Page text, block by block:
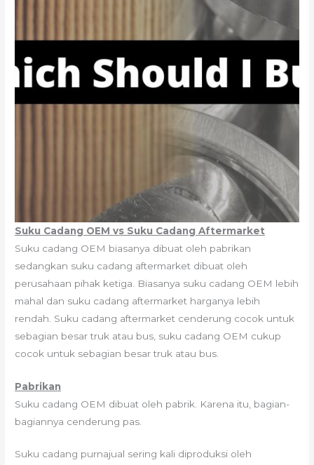
Suku Cadang OEM vs Suku Cadang Aftermarket
Suku cadang OEM biasanya dibuat oleh pabrikan
sedangkan suku cadang aftermarket dibuat oleh
perusahaan pihak ketiga. Biasanya suku cadang OEM lebih
mahal dan suku cadang aftermarket harganya lebih
rendah. Suku cadang aftermarket cenderung cocok untuk
sebagian besar truk atau bus, suku cadang OEM cukup
cocok untuk sebagian besar truk atau bus.
Pabrikan
Suku cadang OEM dibuat oleh pabrik. Karena itu, bagian-
bagiannya cenderung pas.
Suku cadang purnajual sering kali diproduksi oleh